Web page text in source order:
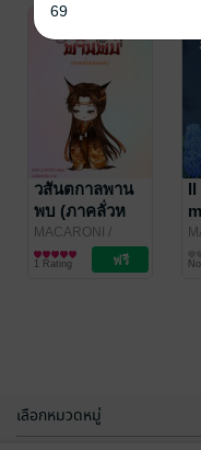
ยามบุปผาหวน
คืน เล่ม 2 (จบ)
MACARONI/
MACARONI/
นิยายวาย Boy
Love / Yaoi
No Rating
1
/นิ
วสันตกาลพาน
พบ (ภาคลั่วห
มิงเฟย)
MACARONI
/
MACARONI/
นิยายรักจีนโบราณ
1 Rating
Il
ล
เลือกหมวดหมู่
69